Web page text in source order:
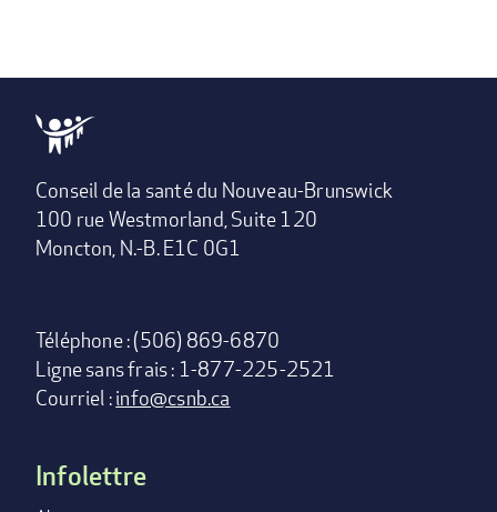
Conseil de la santé du Nouveau-Brunswick
100 rue Westmorland, Suite 120
Moncton, N.-B. E1C 0G1
Téléphone : (506) 869-6870
Ligne sans frais : 1-877-225-2521
Courriel :info@csnb.ca
Footer
Infolettre